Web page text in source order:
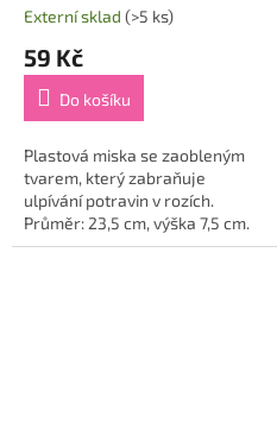
Externí sklad (>5 ks)
59 Kč
Do košíku
Plastová miska se zaobleným
tvarem, který zabraňuje
ulpívání potravin v rozích.
Průměr: 23,5 cm, výška 7,5 cm.